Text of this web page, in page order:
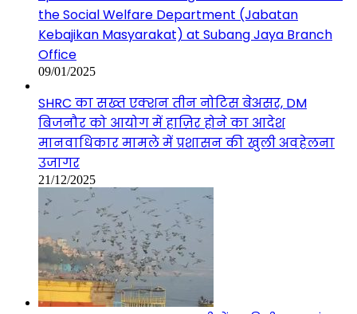
the Social Welfare Department (Jabatan
Kebajikan Masyarakat) at Subang Jaya Branch
Office
09/01/2025
SHRC का सख्त एक्शन तीन नोटिस बेअसर, DM
बिजनौर को आयोग में हाज़िर होने का आदेश
मानवाधिकार मामले में प्रशासन की खुली अवहेलना
उजागर
21/12/2025